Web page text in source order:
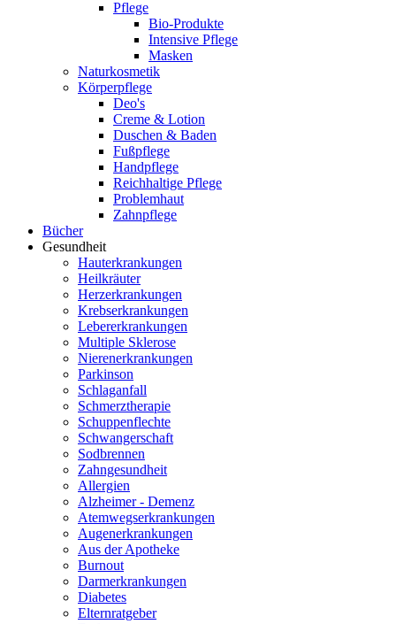
Pflege
Bio-Produkte
Intensive Pflege
Masken
Naturkosmetik
Körperpflege
Deo's
Creme & Lotion
Duschen & Baden
Fußpflege
Handpflege
Reichhaltige Pflege
Problemhaut
Zahnpflege
Bücher
Gesundheit
Hauterkrankungen
Heilkräuter
Herzerkrankungen
Krebserkrankungen
Lebererkrankungen
Multiple Sklerose
Nierenerkrankungen
Parkinson
Schlaganfall
Schmerztherapie
Schuppenflechte
Schwangerschaft
Sodbrennen
Zahngesundheit
Allergien
Alzheimer - Demenz
Atemwegserkrankungen
Augenerkrankungen
Aus der Apotheke
Burnout
Darmerkrankungen
Diabetes
Elternratgeber